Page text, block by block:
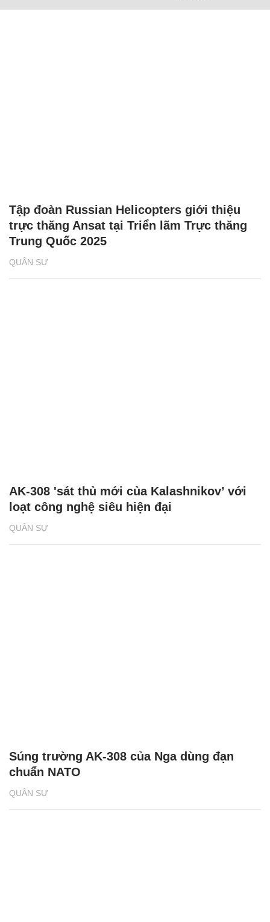
QUÂN SỰ
Tập đoàn Russian Helicopters giới thiệu
trực thăng Ansat tại Triển lãm Trực thăng
Trung Quốc 2025
QUÂN SỰ
AK-308 'sát thủ mới của Kalashnikov’ với
loạt công nghệ siêu hiện đại
QUÂN SỰ
Súng trường AK-308 của Nga dùng đạn
chuẩn NATO